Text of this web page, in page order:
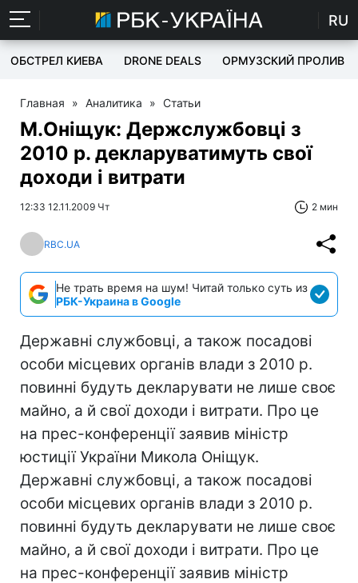
RU
ОБСТРЕЛ КИЕВА DRONE DEALS ОРМУЗСКИЙ ПРОЛИВ
Главная » Аналитика » Статьи
М.Оніщук: Держслужбовці з
2010 р. декларуватимуть свої
доходи і витрати
12:33 12.11.2009 Чт 2 мин
RBC.UA
Не трать время на шум! Читай только суть из
РБК-Украина в Google
Державні службовці, а також посадові
особи місцевих органів влади з 2010 р.
повинні будуть декларувати не лише своє
майно, а й свої доходи і витрати. Про це
на прес-конференції заявив міністр
юстиції України Микола Оніщук.
Державні службовці, а також посадові
особи місцевих органів влади з 2010 р.
повинні будуть декларувати не лише своє
майно, а й свої доходи і витрати. Про це
на прес-конференції заявив міністр